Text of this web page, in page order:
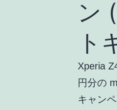
ン
ト
Xperia
円分の
キャン